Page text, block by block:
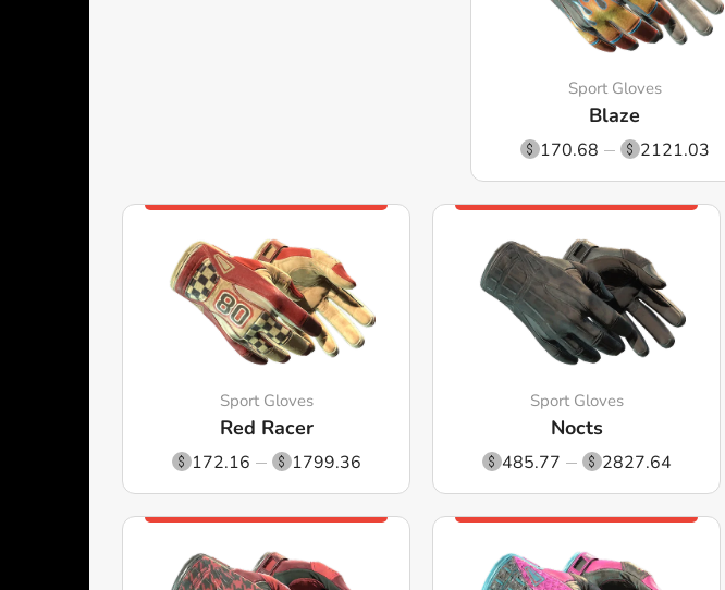
Sport Gloves
Blaze
170.68 2121.03
Sport Gloves
Red Racer
172.16 1799.36
Sport Gloves
Nocts
485.77 2827.64